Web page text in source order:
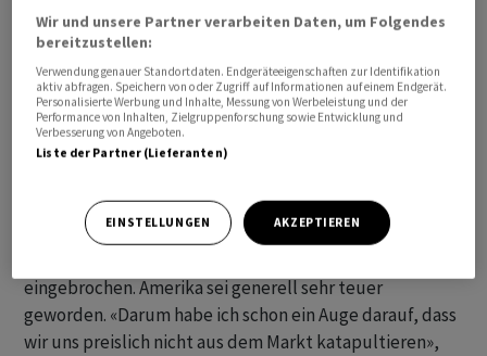
«Wir rechnen demnächst mit ersten Rückzahlungen.»
Diese bewegten sich im Bereich von mehreren Millionen
Franken. «Mit derzeit rund 10 Prozent US-Zöllen
können wir leben, aber bei Präsident Trump weiss man
ja nie, was noch kommt», sagte Meier weiter.
richtig Geld gekostet, ein Millionenschaden», sagte
Meier weiter. Ricola habe die Preise in den USA erhöht.
eingebrochen. Amerika sei generell sehr teuer
geworden. «Darum habe ich schon ein Auge darauf, dass
wir uns preislich nicht aus dem Markt katapultieren»,
Wir und unsere Partner verarbeiten Daten, um Folgendes
bereitzustellen:
Verwendung genauer Standortdaten. Endgeräteeigenschaften zur Identifikation
aktiv abfragen. Speichern von oder Zugriff auf Informationen auf einem Endgerät.
Personalisierte Werbung und Inhalte, Messung von Werbeleistung und der
Performance von Inhalten, Zielgruppenforschung sowie Entwicklung und
Verbesserung von Angeboten.
Liste der Partner (Lieferanten)
EINSTELLUNGEN AKZEPTIEREN